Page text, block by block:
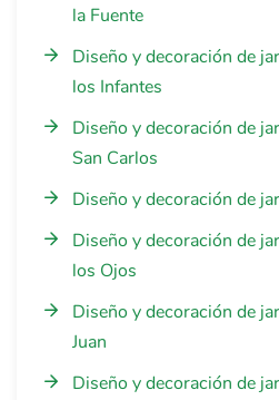
la Fuente
Diseño y decoración de
los Infantes
Diseño y decoración de
San Carlos
Diseño y decoración de
Diseño y decoración de
los Ojos
Diseño y decoración de
Juan
Diseño y decoración de